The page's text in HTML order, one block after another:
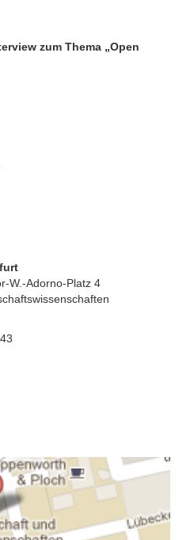
zum Thema „Open
W.-Adorno-Platz 4